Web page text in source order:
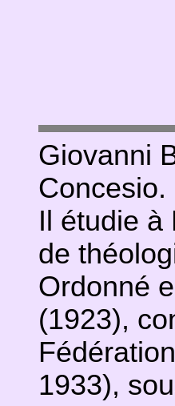
Giovanni
Concesio.
Il étudie à
de
Ordonné
(1923),
1933),